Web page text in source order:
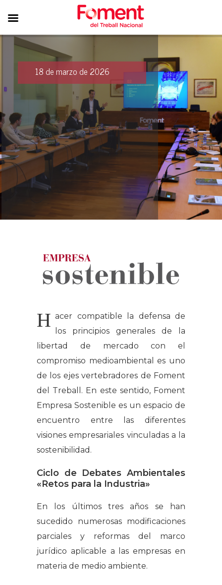
18 de marzo de 2026
H acer compatible la defensa de
los principios generales de la
libertad de mercado con el
compromiso medioambiental es uno
de los ejes vertebradores de Foment
del Treball. En este sentido, Foment
Empresa Sostenible es un espacio de
encuentro entre las diferentes
visiones empresariales vinculadas a la
sostenibilidad.
Ciclo de Debates Ambientales
«Retos para la Industria»
En los últimos tres años se han
sucedido numerosas modificaciones
parciales y reformas del marco
jurídico aplicable a las empresas en
materia de medio ambiente.